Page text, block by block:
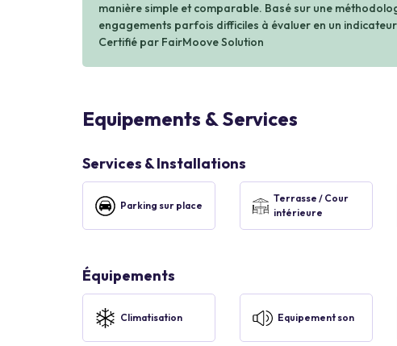
manière simple et comparable. Basé sur une
engagements parfois difficiles à évaluer en un
Certifié par FairMoove Solution
Equipements & Services
Services & Installations
Parking sur place
Terrasse / Cour
intérieure
Équipements
Climatisation Equipement son